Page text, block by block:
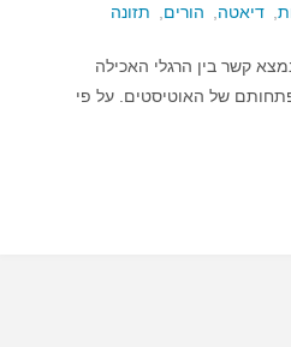
דיאטה הורים תזונה
קשר בין הרגלי האכילה
של האוטיסטים. על פי